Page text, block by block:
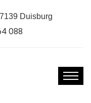
Duisburg
088